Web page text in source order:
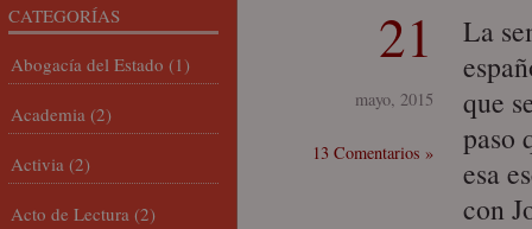
21
mayo, 2015
13 Comentarios »
La
que
paso
esa
con
CATEGORÍAS
Abogacía del Estado (1)
Academia (2)
Activia (2)
Acto de Lectura (2)